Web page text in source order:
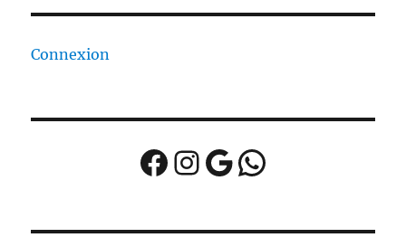
Connexion
Facebook
Instagram
Google
WhatsApp